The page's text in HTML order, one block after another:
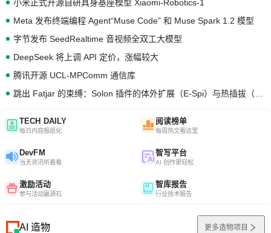
小米正式开源自研具身基座模型 Xiaomi-Robotics-1
Meta 发布终端编程 Agent“Muse Code” 和 Muse Spark 1.2 模型
字节发布 SeedRealtime 音视频全双工大模型
DeepSeek 将上调 API 定价，涨幅较大
腾讯开源 UCL-MPComm 通信库
TECH DAILY
每日内容报纸化
阅读榜单
每周热文看这里
DevFM
当天资讯听着看
智写平台
AI 创作更轻松
激励活动
参与活动赢源石
智库报告
行业技术报告
AI 造物 更多造物项目